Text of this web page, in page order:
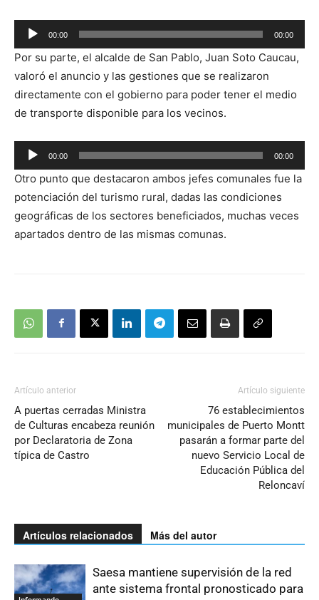
Reproductor
de
audio
00:00 00:00
Por su parte, el alcalde de San Pablo, Juan Soto Caucau,
valoró el anuncio y las gestiones que se realizaron
directamente con el gobierno para poder tener el medio
de transporte disponible para los vecinos.
Reproductor
de
audio
00:00 00:00
Otro punto que destacaron ambos jefes comunales fue la
potenciación del turismo rural, dadas las condiciones
geográficas de los sectores beneficiados, muchas veces
apartados dentro de las mismas comunas.
Artículo anterior
A puertas cerradas Ministra
de Culturas encabeza reunión
por Declaratoria de Zona
típica de Castro
Artículo siguiente
76 establecimientos
municipales de Puerto Montt
pasarán a formar parte del
nuevo Servicio Local de
Educación Pública del
Reloncaví
Artículos relacionados Más del autor
Saesa mantiene supervisión de la red
ante sistema frontal pronosticado para